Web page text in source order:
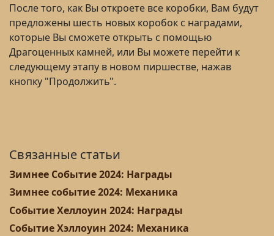
После того, как Вы откроете все коробки, Вам будут
предложены шесть новых коробок с наградами,
которые Вы сможете открыть с помощью
Драгоценных камней, или Вы можете перейти к
следующему этапу в новом пиршестве, нажав
кнопку "Продолжить".
Связанные статьи
Зимнее Событие 2024: Награды
Зимнее событие 2024: Механика
Событие Хеллоуин 2024: Награды
Событие Хэллоуин 2024: Механика